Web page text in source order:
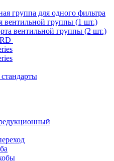
группа для одного фильтра
вентильной группы (1 шт.)
вентильной группы (2 шт.)